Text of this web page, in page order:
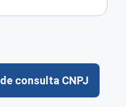
consulta CNPJ